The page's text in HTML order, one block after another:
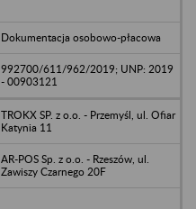
Dokumentacja osobowo-płacowa
992700/611/962/2019; UNP: 2019
- 00903121
TROKX SP. z o.o. - Przemyśl, ul. Ofiar
Katynia 11
AR-POS Sp. z o.o. - Rzeszów, ul.
Zawiszy Czarnego 20F